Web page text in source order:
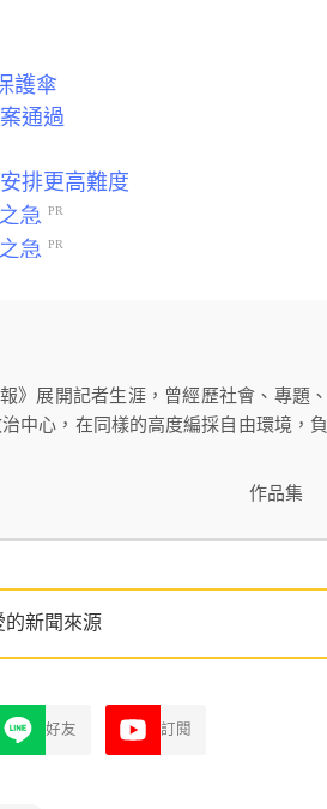
護傘
通過
排更高難度
》展開記者生涯，曾經歷社會、專題、
中心，在同樣的高度編採自由環境，負
作品集
新聞來源
好友 訂閱